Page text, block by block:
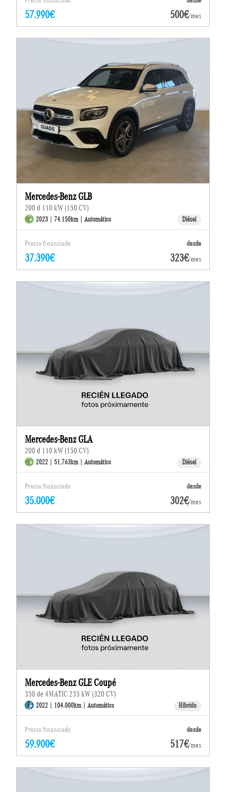
57.990€ 500€/mes
Mercedes-Benz GLB
200 d 110 kW (150 CV)
2023 | 74.150km | Automático Diésel
Precio financiado desde
37.390€ 323€/mes
Mercedes-Benz GLA
200 d 110 kW (150 CV)
2022 | 51.763km | Automático Diésel
Precio financiado desde
35.000€ 302€/mes
Mercedes-Benz GLE Coupé
350 de 4MATIC 235 kW (320 CV)
2022 | 104.000km | Automático Híbrido
Precio financiado desde
59.900€ 517€/mes